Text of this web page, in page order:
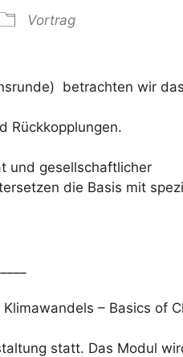
Vortrag
betrachten wir
Rückkopplungen.
und gesellschaftlicher
die Basis mit
– Basics of
statt. Das Modul